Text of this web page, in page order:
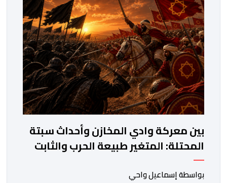
المستويات.غير أن […]
بين معركة وادي المخازن وأحداث سبتة
المحتلة: المتغير طبيعة الحرب والثابت
جدار الصد الوطني
بواسطة إسماعيل واحي